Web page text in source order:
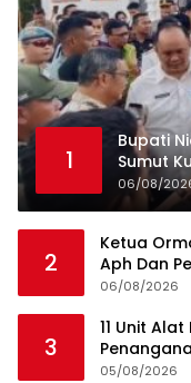
1
Bupati
Sumut
06/08/
2
Ketua
Aph Dan
Angkut
06/08/2026
3
11 Unit
05/08/2026